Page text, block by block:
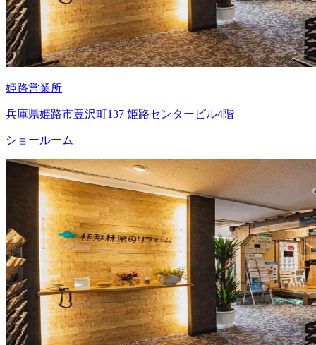
姫路営業所
兵庫県姫路市豊沢町137 姫路センタービル4階
ショールーム